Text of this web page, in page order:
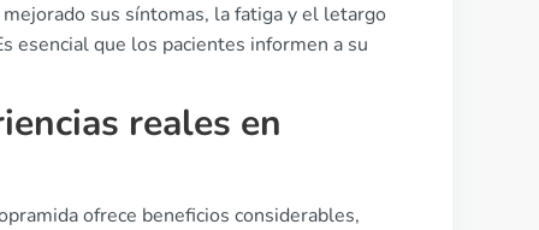
sus síntomas, la fatiga y el letargo
esencial que los pacientes informen a su
reales en
ofrece beneficios considerables,